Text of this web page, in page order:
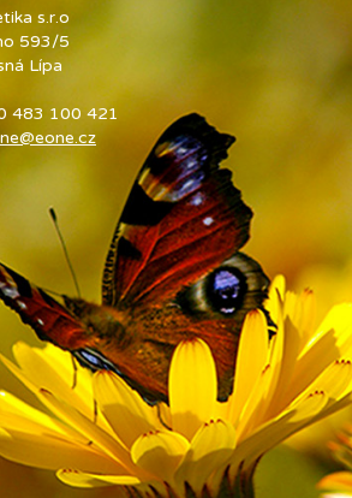
s.r.o
593/5
Lípa
483 100 421